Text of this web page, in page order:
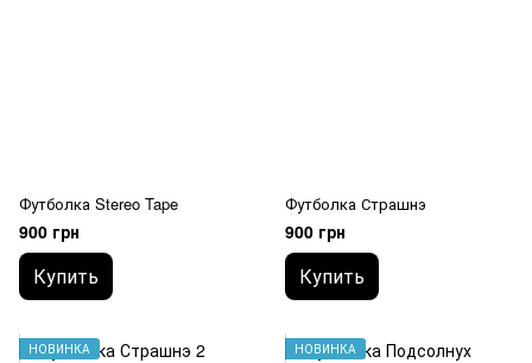
Футболка Stereo Tape
900 грн
Купить
Футболка Страшнэ
900 грн
Купить
НОВИНКА НОВИНКА